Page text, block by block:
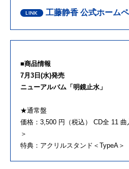
工藤静香 公式ホーム
■商品情報
7月3日(水)発売
ニューアルバム「明鏡止水」
★通常盤
価格：3,500 円（税込） CD全 11
＞
特典：アクリルスタンド＜TypeA＞